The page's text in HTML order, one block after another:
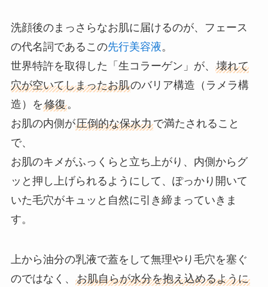
洗顔後のまっさらなお肌に届けるのが、フェース
の代名詞であるこの先行美容液。
世界特許を取得した「生コラーゲン」が、 壊れて
穴が空いてしまったお肌のバリア構造（ラメラ構
造）を修復。
お肌の内側が圧倒的な保水力で満たされること
で、
お肌のキメがふっくらと立ち上がり、内側からグ
ッと押し上げられるようにして、ぽっかり開いて
いた毛穴がキュッと自然に引き締まっていきま
す。
上から油分の乳液で蓋をして無理やり毛穴を塞ぐ
のではなく、 お肌自らが水分を抱え込めるように